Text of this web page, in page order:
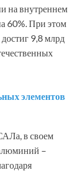
на внутреннем
60%. При этом
9,8 млрд
элементов
в своем
–